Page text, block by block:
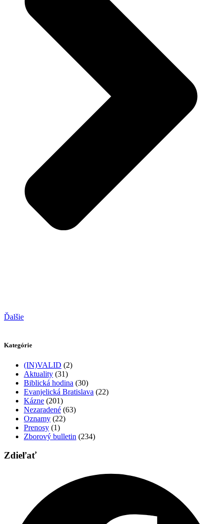
Ďalšie
Kategórie
(IN)VALID (2)
Aktuality (31)
Biblická hodina (30)
Evanjelická Bratislava (22)
Kázne (201)
Nezaradené (63)
Oznamy (22)
Prenosy (1)
Zborový bulletin (234)
Zdieľať